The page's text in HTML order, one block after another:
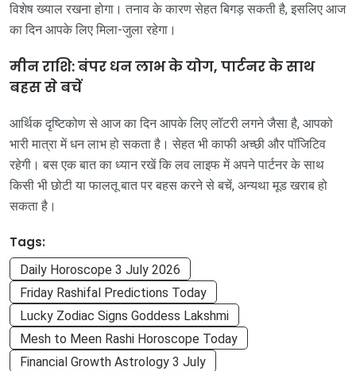
विशेष ख्याल रखना होगा। तनाव के कारण सेहत बिगड़ सकती है, इसलिए आज
का दिन आपके लिए मिला-जुला रहेगा।
मीन राशि: बंपर धन लाभ के योग, पार्टनर के साथ
बहस से बचें
आर्थिक दृष्टिकोण से आज का दिन आपके लिए लॉटरी लगने जैसा है, आपको
भारी मात्रा में धन लाभ हो सकता है। सेहत भी काफी अच्छी और पॉजिटिव
रहेगी। बस एक बात का ध्यान रखें कि लव लाइफ में अपने पार्टनर के साथ
किसी भी छोटी या फालतू बात पर बहस करने से बचें, अन्यथा मूड खराब हो
सकता है।
Tags:
Daily Horoscope 3 July 2026
Friday Rashifal Predictions Today
Lucky Zodiac Signs Goddess Lakshmi
Mesh to Meen Rashi Horoscope Today
Financial Growth Astrology 3 July